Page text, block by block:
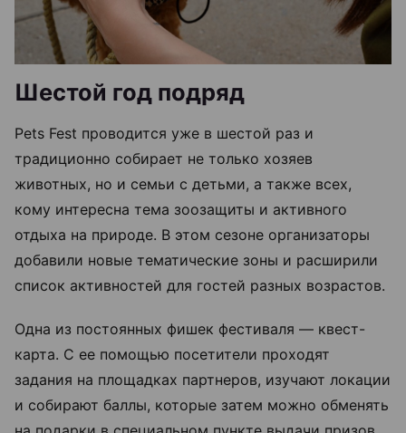
Шестой год подряд
Pets Fest проводится уже в шестой раз и
традиционно собирает не только хозяев
животных, но и семьи с детьми, а также всех,
кому интересна тема зоозащиты и активного
отдыха на природе. В этом сезоне организаторы
добавили новые тематические зоны и расширили
список активностей для гостей разных возрастов.
Одна из постоянных фишек фестиваля — квест-
карта. С ее помощью посетители проходят
задания на площадках партнеров, изучают локации
и собирают баллы, которые затем можно обменять